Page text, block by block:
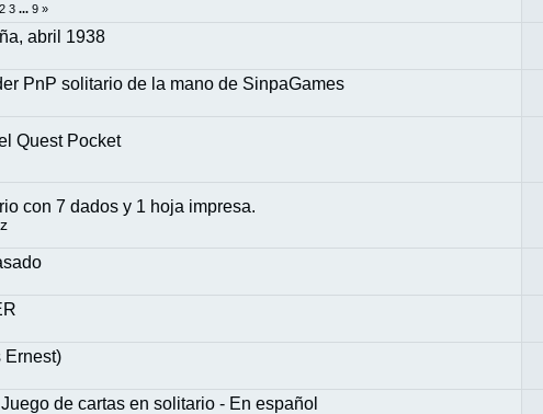
2 3 ...9 »
abril 1938
PnP solitario de la mano de SinpaGames
Quest Pocket
con 7 dados y 1 hoja impresa.
Ernest)
de cartas en solitario - En español